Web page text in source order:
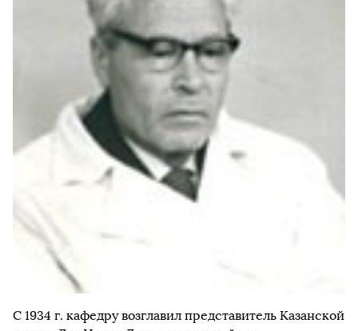
С 1934 г. кафедру возглавил представитель Казанской